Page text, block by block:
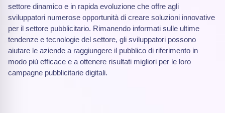
settore dinamico e in rapida evoluzione che offre agli
sviluppatori numerose opportunità di creare soluzioni innovative
per il settore pubblicitario. Rimanendo informati sulle ultime
tendenze e tecnologie del settore, gli sviluppatori possono
aiutare le aziende a raggiungere il pubblico di riferimento in
modo più efficace e a ottenere risultati migliori per le loro
campagne pubblicitarie digitali.